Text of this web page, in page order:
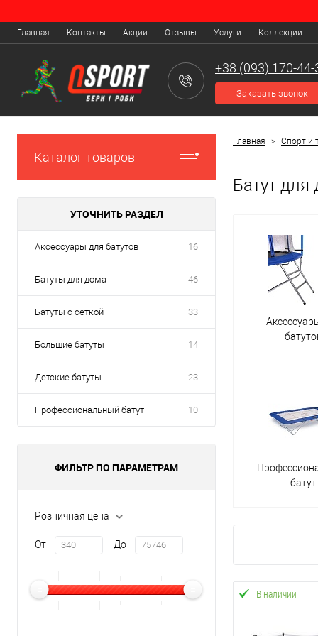
Все дети любят бегать по квартире и прыгать на кровати, и
специальный небольшой домашний батут, который поможет
Помимо того, что батут — игровая зона, он выполняет функции
систем, вестибулярного аппарата, опорно-двигательных функций
Разделяют виды батутов по типу конструкции:
преимущество — компактность, его можно сдуть и
Оборудование из поливинилхлорида, несмотря на
высокопрочны, такими девайсами могут пользоваться
во дворе. Обратите внимание, что такие модели достаточно
Батуты для детей
В отдельную группу выделяют батуты для малышей. Это —
Это позволит установить детский батут в маленькой комнате с
держаться во время прыжков, поэтому прыгать на батуте для
Как выбрать батут для дома
Главная Контакты Акции Отзывы Услуги Коллекции
+38 (093) 170-44-
Заказать звонок
Каталог товаров
УТОЧНИТЬ РАЗДЕЛ
Аксессуары для батутов 16
Батуты для дома 46
Батуты с сеткой 33
Большие батуты 14
Детские батуты 23
Профессиональный батут 10
ФИЛЬТР ПО ПАРАМЕТРАМ
Розничная цена
От До
Главная > Спорт и
Батут для
батут
В наличии